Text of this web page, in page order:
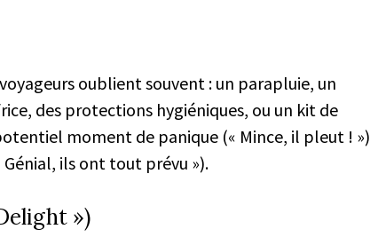
oublient souvent : un parapluie, un
des protections hygiéniques, ou un kit de
moment de panique (« Mince, il pleut ! »)
ils ont tout prévu »).
»)